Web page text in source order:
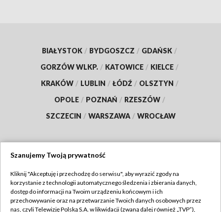
BIAŁYSTOK / BYDGOSZCZ / GDAŃSK /
GORZÓW WLKP. / KATOWICE / KIELCE /
KRAKÓW / LUBLIN / ŁÓDŹ / OLSZTYN /
OPOLE / POZNAŃ / RZESZÓW /
SZCZECIN / WARSZAWA / WROCŁAW
TVP
Abonament TVP
Regulamin TVP
Szanujemy Twoją prywatność
Kliknij "Akceptuję i przechodzę do serwisu", aby wyrazić zgody na
korzystanie z technologii automatycznego śledzenia i zbierania danych,
dostęp do informacji na Twoim urządzeniu końcowym i ich
przechowywanie oraz na przetwarzanie Twoich danych osobowych przez
nas, czyli Telewizję Polską S.A. w likwidacji (zwaną dalej również „TVP”),